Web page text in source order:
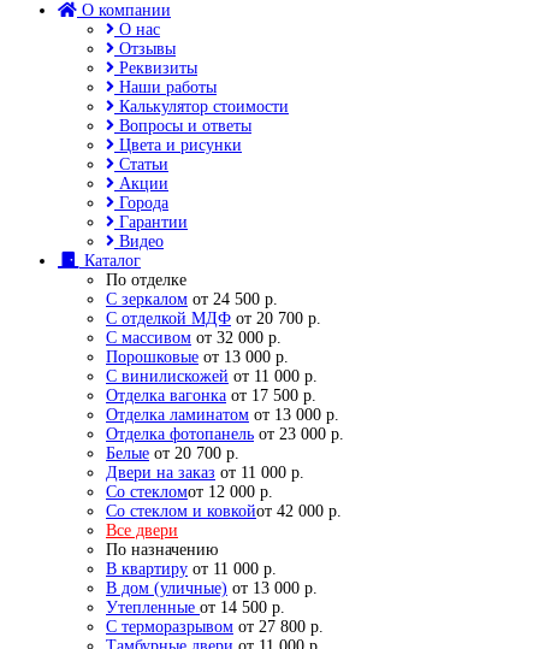
О компании
О нас
Отзывы
Реквизиты
Наши работы
Калькулятор стоимости
Вопросы и ответы
Цвета и рисунки
Статьи
Акции
Города
Гарантии
Видео
Каталог
По отделке
С зеркалом от 24 500 р.
С отделкой МДФ от 20 700 р.
С массивом от 32 000 р.
Порошковые от 13 000 р.
С винилискожей от 11 000 р.
Отделка вагонка от 17 500 р.
Отделка ламинатом от 13 000 р.
Отделка фотопанель от 23 000 р.
Белые от 20 700 р.
Двери на заказ от 11 000 р.
Со стекломот 12 000 р.
Со стеклом и ковкойот 42 000 р.
Все двери
По назначению
В квартиру от 11 000 р.
В дом (уличные) от 13 000 р.
Утепленные от 14 500 р.
С терморазрывом от 27 800 р.